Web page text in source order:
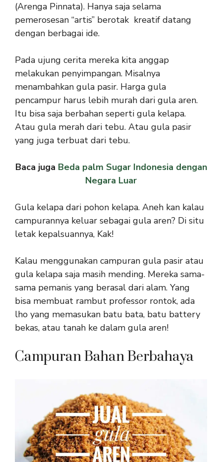
(Arenga Pinnata). Hanya saja selama
pemerosesan “artis” berotak kreatif datang
dengan berbagai ide.
Pada ujung cerita mereka kita anggap
melakukan penyimpangan. Misalnya
menambahkan gula pasir. Harga gula
pencampur harus lebih murah dari gula aren.
Itu bisa saja berbahan seperti gula kelapa.
Atau gula merah dari tebu. Atau gula pasir
yang juga terbuat dari tebu.
Baca juga Beda palm Sugar Indonesia dengan
Negara Luar
Gula kelapa dari pohon kelapa. Aneh kan kalau
campurannya keluar sebagai gula aren? Di situ
letak kepalsuannya, Kak!
Kalau menggunakan campuran gula pasir atau
gula kelapa saja masih mending. Mereka sama-
sama pemanis yang berasal dari alam. Yang
bisa membuat rambut professor rontok, ada
lho yang memasukan batu bata, batu battery
bekas, atau tanah ke dalam gula aren!
Campuran Bahan Berbahaya